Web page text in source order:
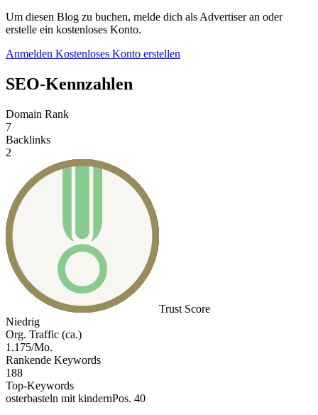
Um diesen Blog zu buchen, melde dich als Advertiser an oder
erstelle ein kostenloses Konto.
Anmelden Kostenloses Konto erstellen
SEO-Kennzahlen
Domain Rank
7
Backlinks
2
Trust Score
Niedrig
Org. Traffic (ca.)
1.175/Mo.
Rankende Keywords
188
Top-Keywords
osterbasteln mit kindernPos. 40